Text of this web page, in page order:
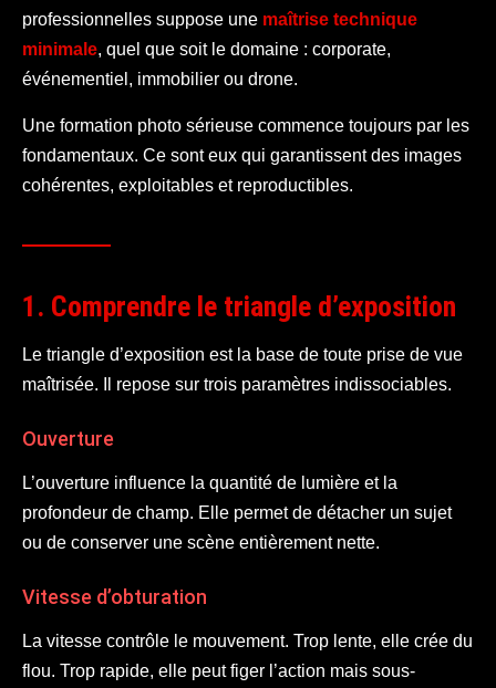
professionnelles suppose une maîtrise technique
minimale, quel que soit le domaine : corporate,
événementiel, immobilier ou drone.
Une formation photo sérieuse commence toujours par les
fondamentaux. Ce sont eux qui garantissent des images
cohérentes, exploitables et reproductibles.
1. Comprendre le triangle d’exposition
Le triangle d’exposition est la base de toute prise de vue
maîtrisée. Il repose sur trois paramètres indissociables.
Ouverture
L’ouverture influence la quantité de lumière et la
profondeur de champ. Elle permet de détacher un sujet
ou de conserver une scène entièrement nette.
Vitesse d’obturation
La vitesse contrôle le mouvement. Trop lente, elle crée du
flou. Trop rapide, elle peut figer l’action mais sous-